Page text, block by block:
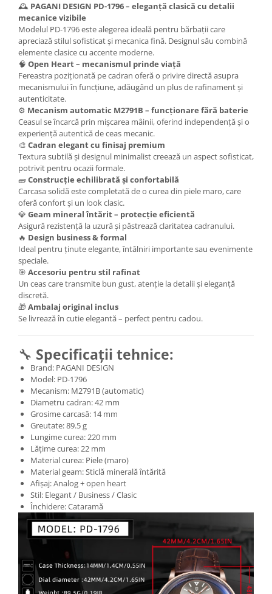
🕰️ PAGANI DESIGN PD-1796 – eleganță clasică cu detalii
mecanice vizibile
Modelul PD-1796 este alegerea ideală pentru bărbații care
apreciază stilul sofisticat și mecanica fină. Designul său combină
elemente clasice cu accente moderne.
🧠 Open Heart – mecanismul prinde viață
Fereastra poziționată pe cadran oferă o privire directă asupra
mecanismului în funcțiune, adăugând un plus de rafinament și
autenticitate.
⚙️ Mecanism automatic M2791B – funcționare fără baterie
Ceasul se încarcă prin mișcarea mâinii, oferind independență și o
experiență autentică de ceas mecanic.
🎨 Cadran elegant cu finisaj premium
Textura subtilă și designul minimalist creează un aspect sofisticat,
potrivit pentru ocazii formale.
🧱Construcție echilibrată și confortabilă
Carcasa solidă este completată de o curea din piele maro, care
oferă confort și un look clasic.
💎 Geam mineral întărit – protecție eficientă
Asigură rezistență la uzură și păstrează claritatea cadranului.
🔥 Design business & formal
Ideal pentru ținute elegante, întâlniri importante sau evenimente
speciale.
🎯 Accesoriu pentru stil rafinat
Un ceas care transmite bun gust, atenție la detalii și eleganță
discretă.
🎁Ambalaj original inclus
Se livrează în cutie elegantă – perfect pentru cadou.
🔧 Specificații tehnice:
Brand: PAGANI DESIGN
Model: PD-1796
Mecanism: M2791B (automatic)
Diametru cadran: 42 mm
Grosime carcasă: 14 mm
Greutate: 89.5 g
Lungime curea: 220 mm
Lățime curea: 22 mm
Material curea: Piele (maro)
Material geam: Sticlă minerală întărită
Afișaj: Analog + open heart
Stil: Elegant / Business / Clasic
Închidere: Cataramă